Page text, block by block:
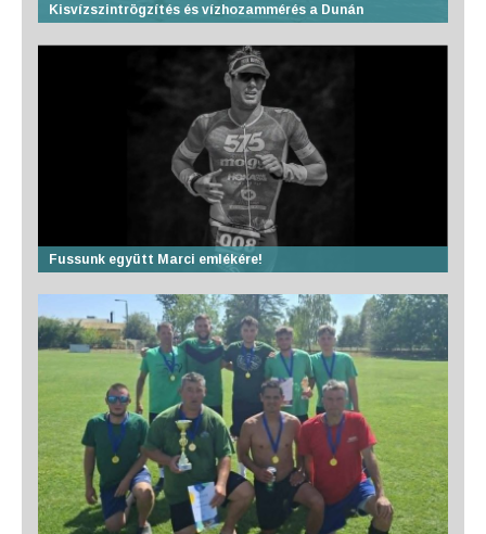
Kisvízszintrögzítés és vízhozammérés a Dunán
Fussunk együtt Marci emlékére!